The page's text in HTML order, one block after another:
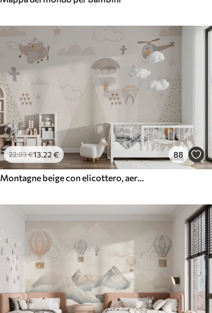
22.03€13.22€ 88
Montagne beige con elicottero, aereo e animali